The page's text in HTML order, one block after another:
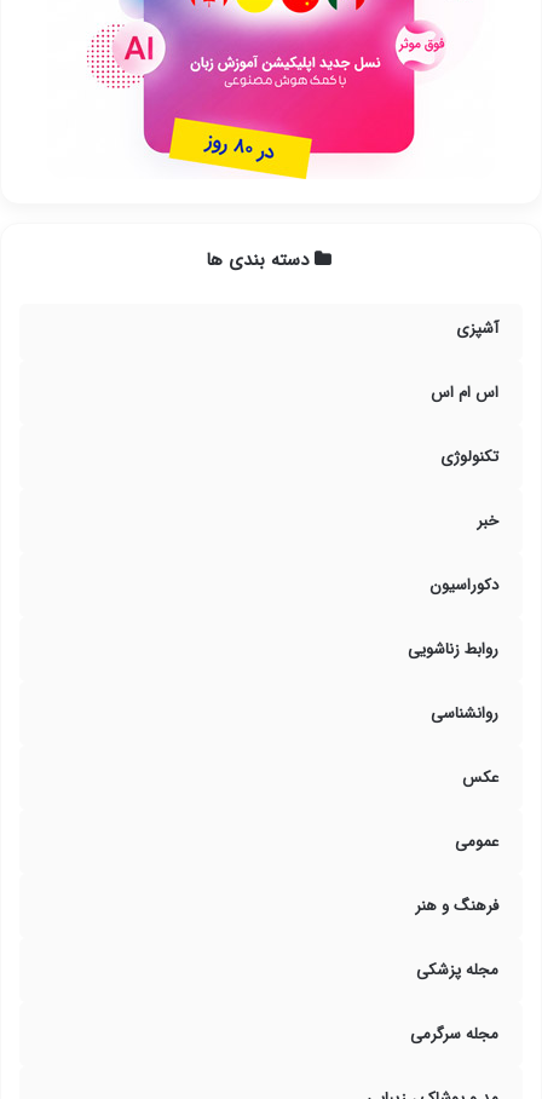
دسته بندی ها
آشپزی
اس ام اس
تکنولوژی
خبر
دکوراسیون
روابط زناشویی
روانشناسی
عکس
عمومی
فرهنگ و هنر
مجله پزشکی
مجله سرگرمی